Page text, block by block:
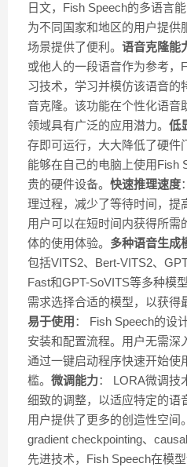
日文，Fish Speech的多语言
为不同国家和地区的用户提供
场景提供了便利。 语音克隆能
或他人的一段语音作为参考，
习技术，学习并模仿该语音的
音克隆。该功能在个性化语音
领域具有广泛的应用潜力。 低
存即可运行，大大降低了硬件
能够在自己的电脑上使用Fish
贵的硬件设备。 快速推理速度
理过程，减少了等待时间，提
用户可以在短时间内获得所需
体的使用体验。 多种语音生成
包括VITS2、Bert-VITS2、
Fast和GPT-SoVITS等多种模
需求选择合适的模型，以获得
易于使用 ： Fish Speech的设
安装和配置流程。用户无需深
通过一键启动程序快速开始使
槛。 微调能力： LORA微调技
细致的调整，以适应特定的语
用户提供了更多的创造性空间。
gradient checkpointing、
先进技术，Fish Speech在模